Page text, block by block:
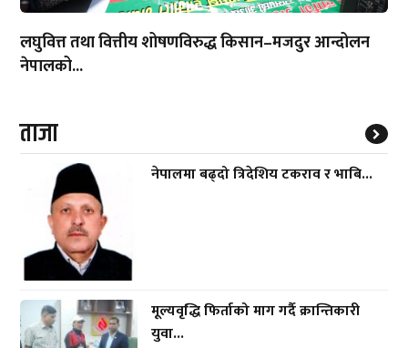
लघुवित्त तथा वित्तीय शोषणविरुद्ध किसान–मजदुर आन्दोलन
नेपालको...
ताजा
नेपालमा बढ्दो त्रिदेशिय टकराव र भाबि...
मूल्यवृद्धि फिर्ताको माग गर्दै क्रान्तिकारी
युवा...